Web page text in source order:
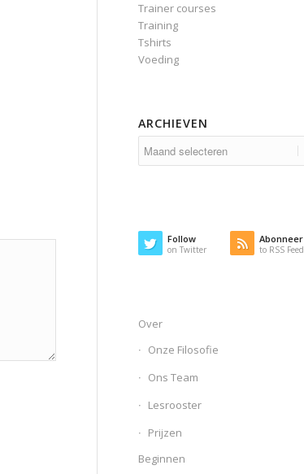
Trainer courses
Training
Tshirts
Voeding
ARCHIEVEN
Follow
on Twitter
Abonneer
to RSS Feed
Over
Onze Filosofie
Ons Team
Lesrooster
Prijzen
Beginnen